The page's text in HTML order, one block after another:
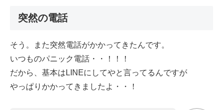
突然の電話
そう。また突然電話がかかってきたんです。
いつものパニック電話・・！！！
だから、基本はLINEにしてやと言ってるんですが
やっぱりかかってきましたよ・・！